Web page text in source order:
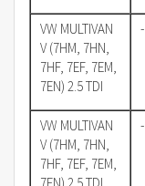
VW MULTIVAN
V (7HM, 7HN,
7HF, 7EF, 7EM,
7EN) 2.5 TDI
-
VW MULTIVAN
V (7HM, 7HN,
7HF, 7EF, 7EM,
-